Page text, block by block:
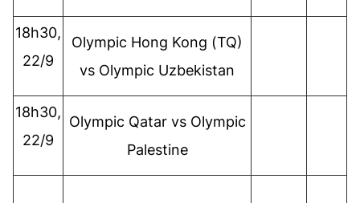
18h30,
22/9
Olympic Hong Kong (TQ)
vs Olympic Uzbekistan
18h30,
22/9
OlympicQatar vs Olympic
Palestine